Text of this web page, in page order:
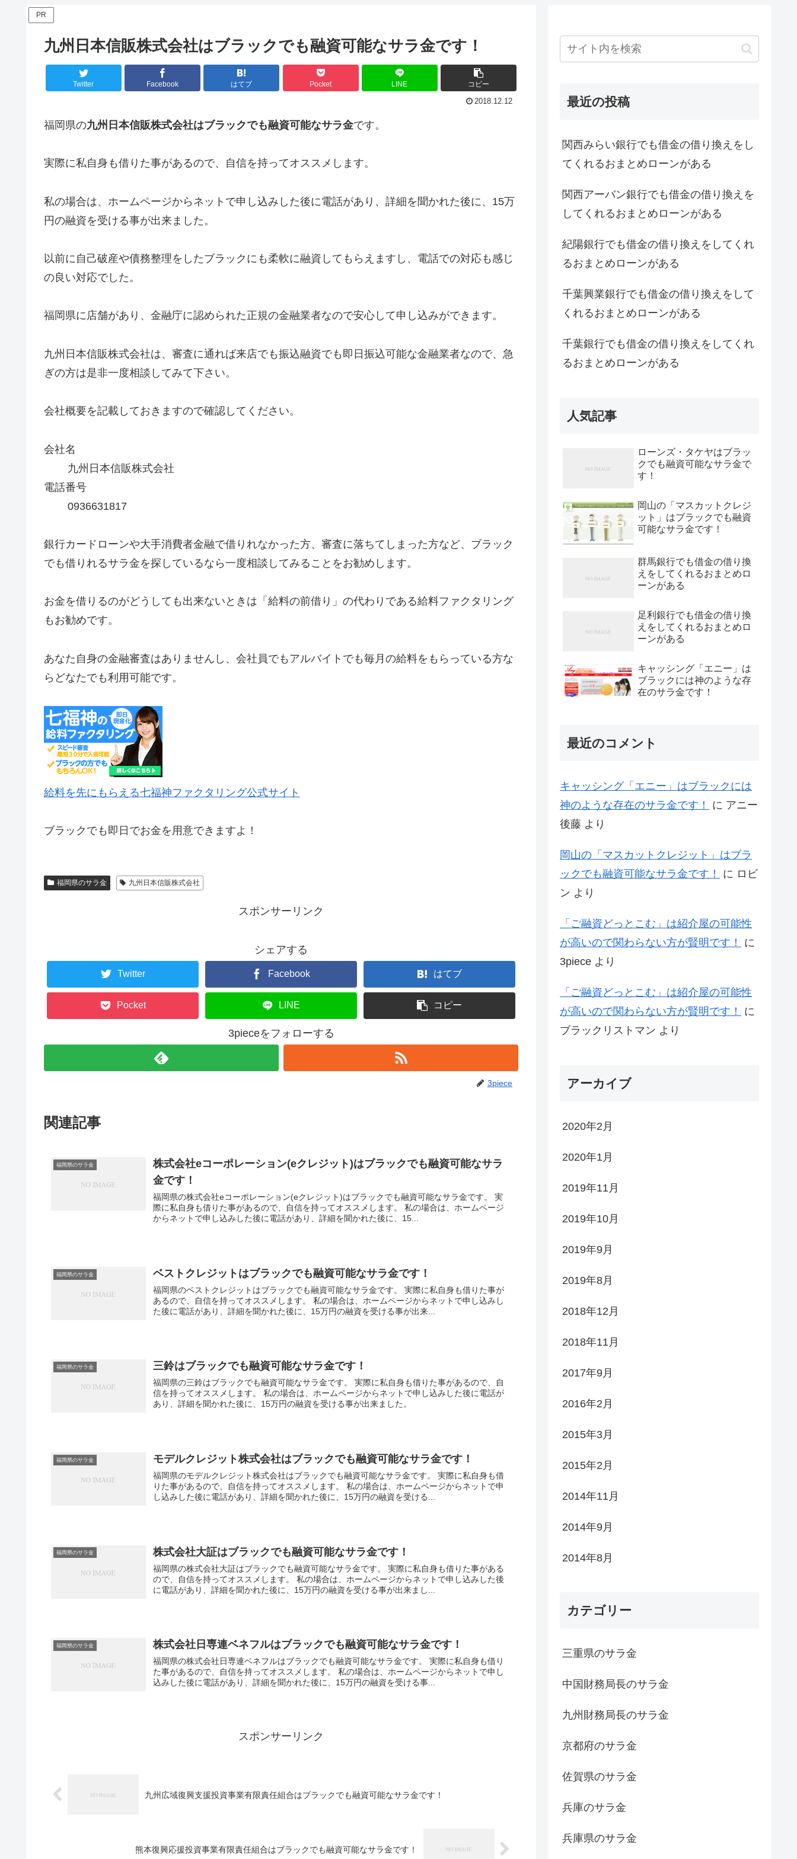
PR
九州日本信販株式会社はブラックでも融資可能なサラ金です！
Twitter Facebook はてブ Pocket LINE コピー
2018.12.12
福岡県の九州日本信販株式会社はブラックでも融資可能なサラ金です。
実際に私自身も借りた事があるので、自信を持ってオススメします。
私の場合は、ホームページからネットで申し込みした後に電話があり、詳細を聞かれた後に、15万
円の融資を受ける事が出来ました。
以前に自己破産や債務整理をしたブラックにも柔軟に融資してもらえますし、電話での対応も感じ
の良い対応でした。
福岡県に店舗があり、金融庁に認められた正規の金融業者なので安心して申し込みができます。
九州日本信販株式会社は、審査に通れば来店でも振込融資でも即日振込可能な金融業者なので、急
ぎの方は是非一度相談してみて下さい。
会社概要を記載しておきますので確認してください。
会社名
九州日本信販株式会社
電話番号
0936631817
銀行カードローンや大手消費者金融で借りれなかった方、審査に落ちてしまった方など、ブラック
でも借りれるサラ金を探しているなら一度相談してみることをお勧めします。
お金を借りるのがどうしても出来ないときは「給料の前借り」の代わりである給料ファクタリング
もお勧めです。
あなた自身の金融審査はありませんし、会社員でもアルバイトでも毎月の給料をもらっている方な
らどなたでも利用可能です。
給料を先にもらえる七福神ファクタリング公式サイト
ブラックでも即日でお金を用意できますよ！
福岡県のサラ金 九州日本信販株式会社
スポンサーリンク
シェアする
Twitter Facebook はてブ
Pocket LINE コピー
3pieceをフォローする
3piece
関連記事
福岡県のサラ金
株式会社eコーポレーション(eクレジット)はブラックでも融資可能なサラ
金です！
福岡県の株式会社eコーポレーション(eクレジット)はブラックでも融資可能なサラ金です。 実
際に私自身も借りた事があるので、自信を持ってオススメします。 私の場合は、ホームページ
からネットで申し込みした後に電話があり、詳細を聞かれた後に、15...
福岡県のサラ金 ベストクレジットはブラックでも融資可能なサラ金です！
福岡県のベストクレジットはブラックでも融資可能なサラ金です。 実際に私自身も借りた事が
あるので、自信を持ってオススメします。 私の場合は、ホームページからネットで申し込みし
た後に電話があり、詳細を聞かれた後に、15万円の融資を受ける事が出来...
福岡県のサラ金 三鈴はブラックでも融資可能なサラ金です！
福岡県の三鈴はブラックでも融資可能なサラ金です。 実際に私自身も借りた事があるので、自
信を持ってオススメします。 私の場合は、ホームページからネットで申し込みした後に電話が
あり、詳細を聞かれた後に、15万円の融資を受ける事が出来ました。
福岡県のサラ金 モデルクレジット株式会社はブラックでも融資可能なサラ金です！
福岡県のモデルクレジット株式会社はブラックでも融資可能なサラ金です。 実際に私自身も借
りた事があるので、自信を持ってオススメします。 私の場合は、ホームページからネットで申
し込みした後に電話があり、詳細を聞かれた後に、15万円の融資を受ける...
福岡県のサラ金 株式会社大証はブラックでも融資可能なサラ金です！
福岡県の株式会社大証はブラックでも融資可能なサラ金です。 実際に私自身も借りた事がある
ので、自信を持ってオススメします。 私の場合は、ホームページからネットで申し込みした後
に電話があり、詳細を聞かれた後に、15万円の融資を受ける事が出来まし...
福岡県のサラ金 株式会社日専連ベネフルはブラックでも融資可能なサラ金です！
福岡県の株式会社日専連ベネフルはブラックでも融資可能なサラ金です。 実際に私自身も借り
た事があるので、自信を持ってオススメします。 私の場合は、ホームページからネットで申し
込みした後に電話があり、詳細を聞かれた後に、15万円の融資を受ける事...
スポンサーリンク
九州広域復興支援投資事業有限責任組合はブラックでも融資可能なサラ金です！
熊本復興応援投資事業有限責任組合はブラックでも融資可能なサラ金です！
最近の投稿
関西みらい銀行でも借金の借り換えをし
てくれるおまとめローンがある
関西アーバン銀行でも借金の借り換えを
してくれるおまとめローンがある
紀陽銀行でも借金の借り換えをしてくれ
るおまとめローンがある
千葉興業銀行でも借金の借り換えをして
くれるおまとめローンがある
千葉銀行でも借金の借り換えをしてくれ
るおまとめローンがある
人気記事
ローンズ・タケヤはブラッ
クでも融資可能なサラ金で
す！
岡山の「マスカットクレジ
ット」はブラックでも融資
可能なサラ金です！
群馬銀行でも借金の借り換
えをしてくれるおまとめロ
ーンがある
足利銀行でも借金の借り換
えをしてくれるおまとめロ
ーンがある
キャッシング「エニー」は
ブラックには神のような存
在のサラ金です！
最近のコメント
キャッシング「エニー」はブラックには
神のような存在のサラ金です！
に アニー
後藤 より
岡山の「マスカットクレジット」はブラ
ックでも融資可能なサラ金です！
に ロビ
ン より
「ご融資どっとこむ」は紹介屋の可能性
が高いので関わらない方が賢明です！
に
3piece より
「ご融資どっとこむ」は紹介屋の可能性
が高いので関わらない方が賢明です！
に
ブラックリストマン より
アーカイブ
2020年2月
2020年1月
2019年11月
2019年10月
2019年9月
2019年8月
2018年12月
2018年11月
2017年9月
2016年2月
2015年3月
2015年2月
2014年11月
2014年9月
2014年8月
カテゴリー
三重県のサラ金
中国財務局長のサラ金
九州財務局長のサラ金
京都府のサラ金
佐賀県のサラ金
兵庫のサラ金
兵庫県のサラ金